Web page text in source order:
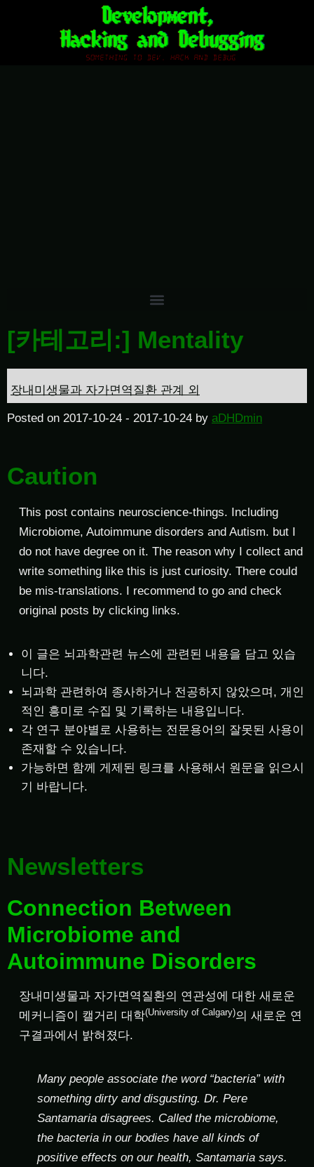
[카테고리:] Mentality
장내미생물과 자가면역질환 관계 외
Posted on 2017-10-24 - 2017-10-24 by aDHDmin
Caution
This post contains neuroscience-things. Including
Microbiome, Autoimmune disorders and Autism. but I
do not have degree on it. The reason why I collect and
write something like this is just curiosity. There could
be mis-translations. I recommend to go and check
original posts by clicking links.
이 글은 뇌과학관련 뉴스에 관련된 내용을 담고 있습
니다.
뇌과학 관련하여 종사하거나 전공하지 않았으며, 개인
적인 흥미로 수집 및 기록하는 내용입니다.
각 연구 분야별로 사용하는 전문용어의 잘못된 사용이
존재할 수 있습니다.
가능하면 함께 게제된 링크를 사용해서 원문을 읽으시
기 바랍니다.
Newsletters
Connection Between
Microbiome and
Autoimmune Disorders
장내미생물과 자가면역질환의 연관성에 대한 새로운
메커니즘이 캘거리 대학(University of Calgary)의 새로운 연
구결과에서 밝혀졌다.
Many people associate the word “bacteria” with
something dirty and disgusting. Dr. Pere
Santamaria disagrees. Called the microbiome,
the bacteria in our bodies have all kinds of
positive effects on our health, Santamaria says.